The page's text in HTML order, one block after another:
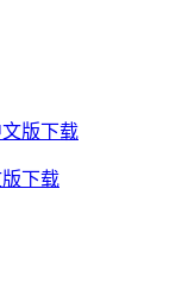
版下载